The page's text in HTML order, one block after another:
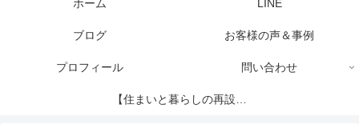
ホーム LINE
ブログ お客様の声＆事例
プロフィール 問い合わせ
【住まいと暮らしの再設計